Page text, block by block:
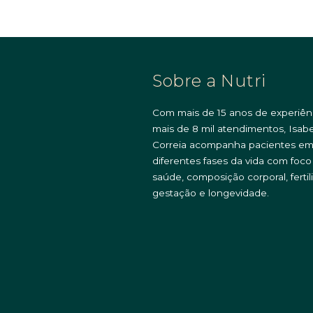
Sobre a Nutri
Com mais de 15 anos de
mais de 8 mil atendimentos,
Correia acompanha pacientes em
diferentes fases da vida com
saúde, composição corporal,
gestação e longevidade.